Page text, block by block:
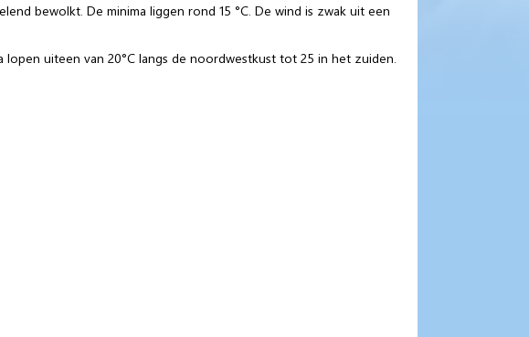
bewolkt. De minima liggen rond 15 °C. De wind is zwak uit een
uiteen van 20°C langs de noordwestkust tot 25 in het zuiden.